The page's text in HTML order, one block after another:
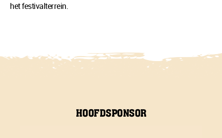
het festivalterrein.
HOOFDSPONSOR